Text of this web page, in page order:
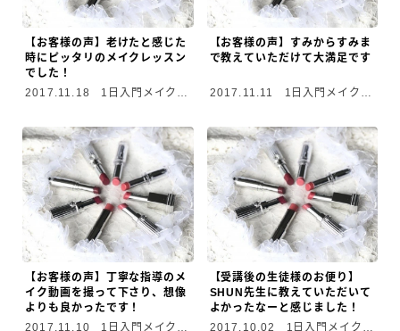
【お客様の声】老けたと感じた
時にピッタリのメイクレッスン
でした！
2017.11.18
1日入門メイクレ
【お客様の声】すみからすみま
で教えていただけて大満足です
2017.11.11
1日入門メイクレ
【お客様の声】丁寧な指導のメ
イク動画を撮って下さり、想像
よりも良かったです！
2017.11.10
1日入門メイクレ
【受講後の生徒様のお便り】
SHUN先生に教えていただいて
よかったなーと感じました！
2017.10.02
1日入門メイクレ